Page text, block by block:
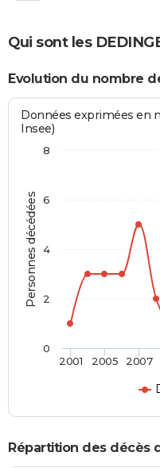
Qui sont les
Evolution du nombre
Personnes décédées
Données exprimées en
Insee)
2001 2005 2007
0
2
4
6
8
Répartition des décès